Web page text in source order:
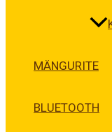
MÄNGURITE
BLUETOOTH